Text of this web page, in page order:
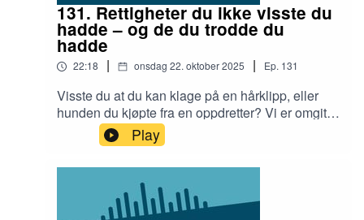
131. Rettigheter du ikke visste du
hadde – og de du trodde du
hadde
22:18 | onsdag 22. oktober 2025 | Ep. 131
Visste du at du kan klage på en hårklipp, eller
hunden du kjøpte fra en oppdretter? Vi er omgitt
av et ganske godt lovverk som beskytter oss
forbrukere, men det er fortsatt noen ting vi ikke
tenker over at de vi klage på – og noen ting vi tror
vi kan klage på.I studio hører du fagsjef i
Forbrukerrådet, Thomas Iversen, og
programleder, Helen Mehammer.
Play